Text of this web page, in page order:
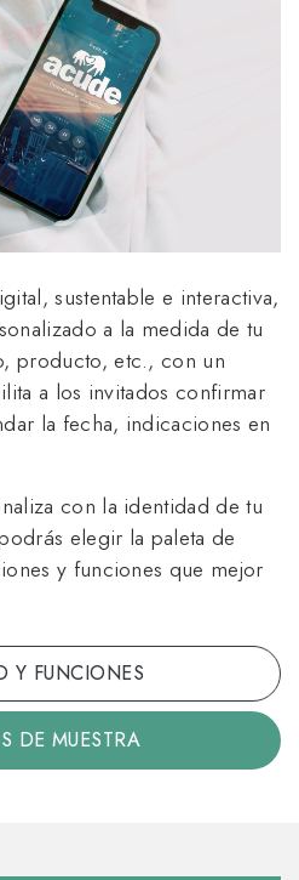
sustentable e interactiva,
a la medida de tu
producto, etc., con un
a los invitados confirmar
la fecha, indicaciones en
con la identidad de tu
elegir la paleta de
y funciones que mejor
Y FUNCIONES
DE MUESTRA